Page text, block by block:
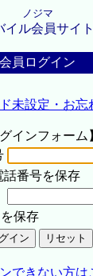
ノジマ
イル会員サイト
会員ログイン
未設定・お忘
グインフォーム
話番号を保存
保存
できない方